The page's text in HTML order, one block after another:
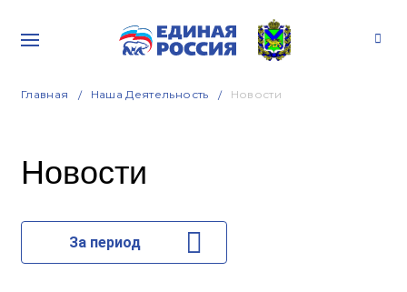
Главная Наша Деятельность Новости
Новости
За период